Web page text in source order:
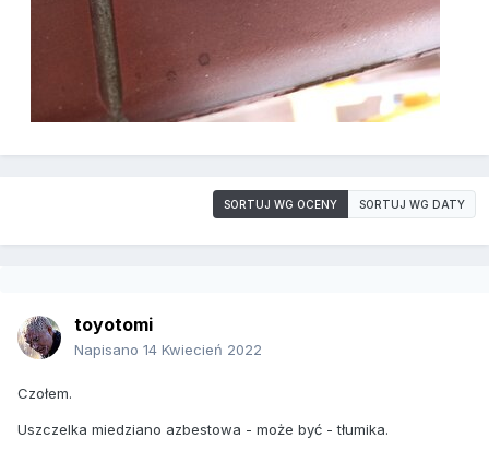
SORTUJ WG OCENY SORTUJ WG DATY
toyotomi
Napisano 14 Kwiecień 2022
Czołem.
Uszczelka miedziano azbestowa - może być - tłumika.